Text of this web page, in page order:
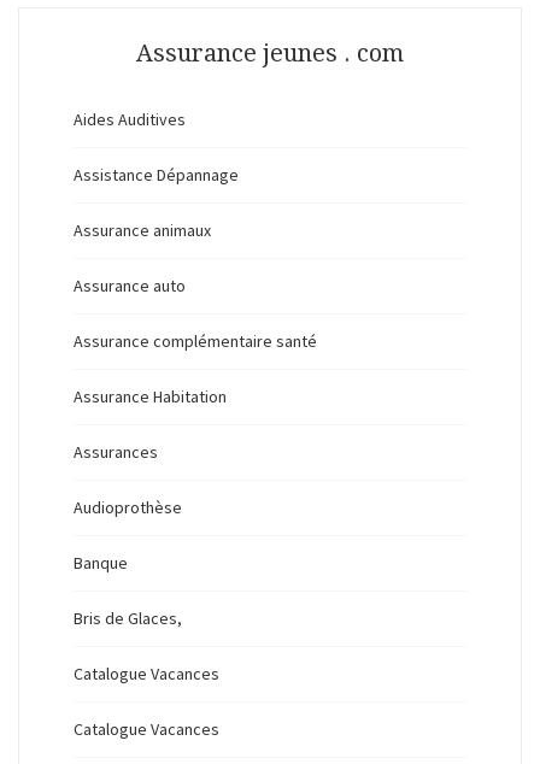
Assurance jeunes . com
Aides Auditives
Assistance Dépannage
Assurance animaux
Assurance auto
Assurance complémentaire santé
Assurance Habitation
Assurances
Audioprothèse
Banque
Bris de Glaces,
Catalogue Vacances
Catalogue Vacances